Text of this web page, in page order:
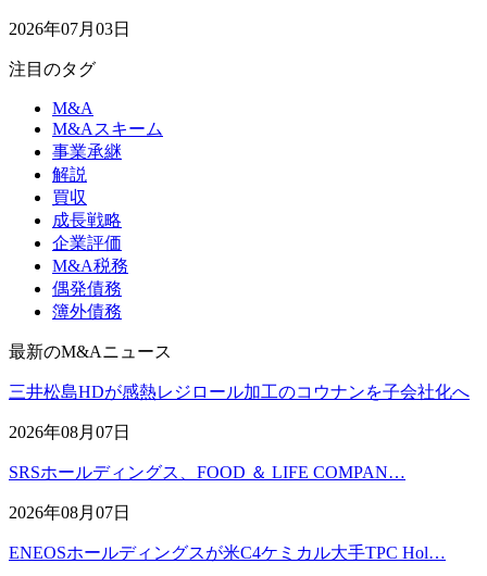
2026年07月03日
注目のタグ
M&A
M&Aスキーム
事業承継
解説
買収
成長戦略
企業評価
M&A税務
偶発債務
簿外債務
最新のM&Aニュース
三井松島HDが感熱レジロール加工のコウナンを子会社化へ
2026年08月07日
SRSホールディングス、FOOD ＆ LIFE COMPAN…
2026年08月07日
ENEOSホールディングスが米C4ケミカル大手TPC Hol…